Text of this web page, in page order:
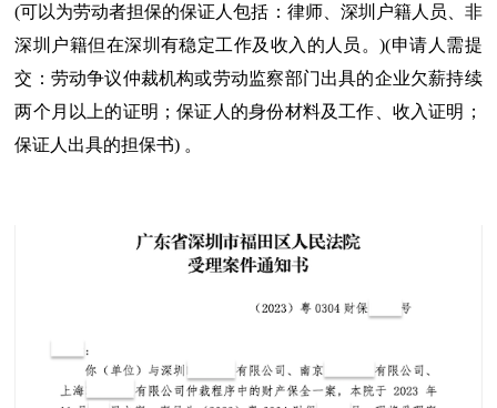
(可以为劳动者担保的保证人包括：律师、深圳户籍人员、非
深圳户籍但在深圳有稳定工作及收入的人员。)(申请人需提
交：劳动争议仲裁机构或劳动监察部门出具的企业欠薪持续
两个月以上的证明；保证人的身份材料及工作、收入证明；
保证人出具的担保书) 。